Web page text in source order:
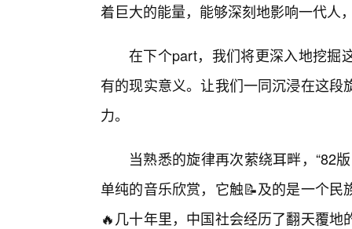
着巨大的能量，能够深刻地影响一代人
在下个part，我们将更深入地挖掘
有的现实意义。让我们一同沉浸在这
力。
当熟悉的旋律再次萦绕耳畔，“82
单纯的音乐欣赏，它触📝及的是一个
🔥几十年里，中国社会经历了翻天覆